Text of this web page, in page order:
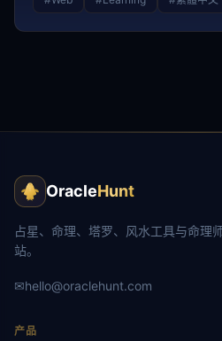
OracleHunt
占星、命理、塔罗、风水工具与命理
站。
✉hello@oraclehunt.com
产品